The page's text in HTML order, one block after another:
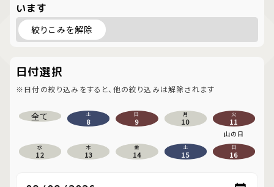
います
絞りこみを解除
日付選択
※日付の絞り込みをすると、他の絞り込みは解除されます
全て 土
8
日
9
月
10
火
11
山の日
水
12
木
13
金
14
土
15
日
16